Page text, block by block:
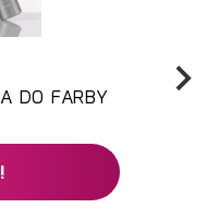
DO FARBY